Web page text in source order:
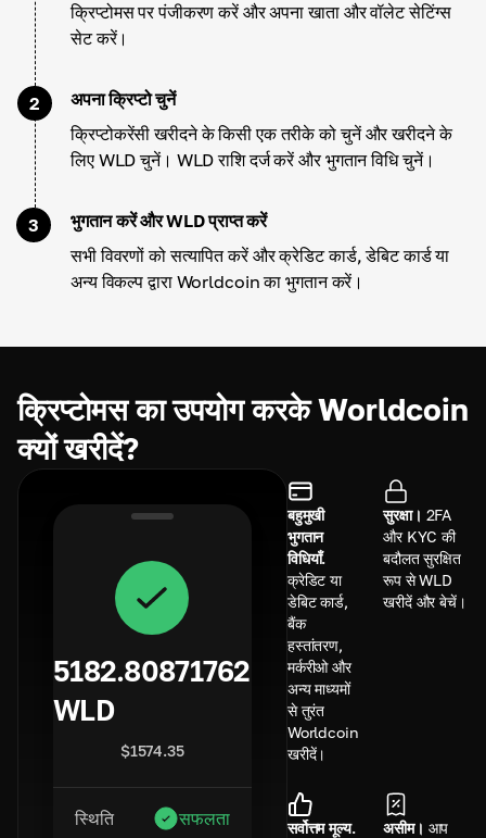
क्रिप्टोमस पर पंजीकरण करें और अपना खाता और वॉलेट सेटिंग्स
सेट करें।
2
अपना क्रिप्टो चुनें
क्रिप्टोकरेंसी खरीदने के किसी एक तरीके को चुनें और खरीदने के
लिए WLD चुनें। WLD राशि दर्ज करें और भुगतान विधि चुनें।
3
भुगतान करें और WLD प्राप्त करें
सभी विवरणों को सत्यापित करें और क्रेडिट कार्ड, डेबिट कार्ड या
अन्य विकल्प द्वारा Worldcoin का भुगतान करें।
क्रिप्टोमस का उपयोग करके Worldcoin
क्यों खरीदें?
5182.80871762
WLD
$1574.35
स्थिति सफलता
बहुमुखी
भुगतान
विधियाँ.
क्रेडिट या
डेबिट कार्ड,
बैंक
हस्तांतरण,
मर्करीओ और
अन्य माध्यमों
से तुरंत
Worldcoin
खरीदें।
सुरक्षा। 2FA
और KYC की
बदौलत सुरक्षित
रूप से WLD
खरीदें और बेचें।
सर्वोत्तम मूल्य.
असीम। आप